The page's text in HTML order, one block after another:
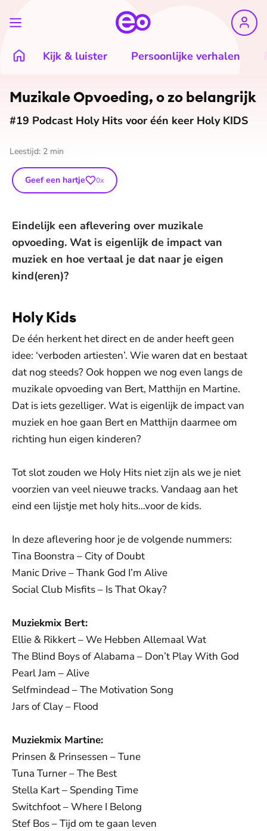
Kijk & luister Persoonlijke verhalen
Muzikale Opvoeding, o zo belangrijk
#19 Podcast Holy Hits voor één keer Holy KIDS
Leestijd: 2 min
Geef een hartje 0x
Eindelijk een aflevering over muzikale
opvoeding. Wat is eigenlijk de impact van
muziek en hoe vertaal je dat naar je eigen
kind(eren)?
Holy Kids
De één herkent het direct en de ander heeft geen
idee: ‘verboden artiesten’. Wie waren dat en bestaat
dat nog steeds? Ook hoppen we nog even langs de
muzikale opvoeding van Bert, Matthijn en Martine.
Dat is iets gezelliger. Wat is eigenlijk de impact van
muziek en hoe gaan Bert en Matthijn daarmee om
richting hun eigen kinderen?
Tot slot zouden we Holy Hits niet zijn als we je niet
voorzien van veel nieuwe tracks. Vandaag aan het
eind een lijstje met holy hits…voor de kids.
In deze aflevering hoor je de volgende nummers:
Tina Boonstra – City of Doubt
Manic Drive – Thank God I’m Alive
Social Club Misfits – Is That Okay?
Muziekmix Bert:
Ellie & Rikkert – We Hebben Allemaal Wat
The Blind Boys of Alabama – Don’t Play With God
Pearl Jam – Alive
Selfmindead – The Motivation Song
Jars of Clay – Flood
Muziekmix Martine:
Prinsen & Prinsessen – Tune
Tuna Turner – The Best
Stella Kart – Spending Time
Switchfoot – Where I Belong
Stef Bos – Tijd om te gaan leven